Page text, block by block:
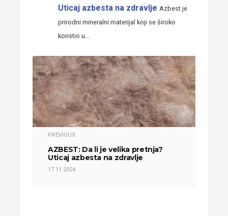
Uticaj azbesta na zdravlje Azbest je
prirodni mineralni materijal koji se široko
koristio u...
PREVIOUS
AZBEST: Da li je velika pretnja?
Uticaj azbesta na zdravlje
17.11.2024.